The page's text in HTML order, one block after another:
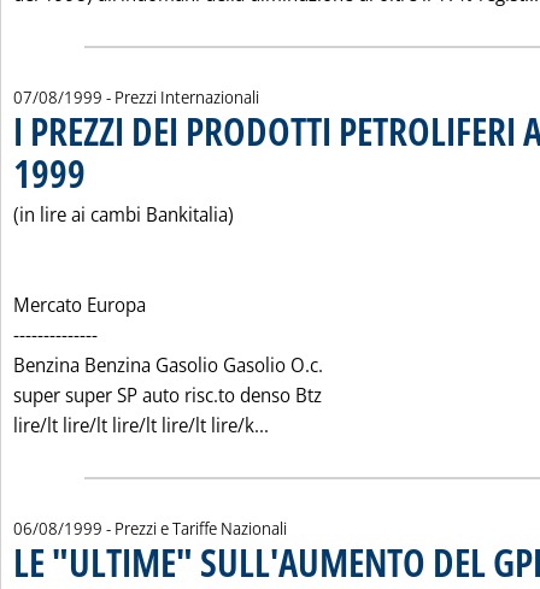
07/08/1999 - Prezzi Internazionali
I PREZZI DEI PRODOTTI PETROLIFERI
1999
(in lire ai cambi Bankitalia)
Mercato Europa
--------------
Benzina Benzina Gasolio Gasolio O.c.
super super SP auto risc.to denso Btz
lire/lt lire/lt lire/lt lire/lt lire/k...
06/08/1999 - Prezzi e Tariffe Nazionali
LE "ULTIME" SULL'AUMENTO DEL